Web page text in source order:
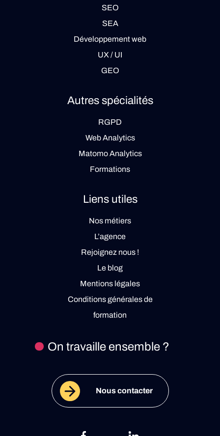
SEO
SEA
Développement web
UX / UI
GEO
Autres spécialités
RGPD
Web Analytics
Matomo Analytics
Formations
Liens utiles
Nos métiers
L’agence
Rejoignez nous !
Le blog
Mentions légales
Conditions générales de
formation
On travaille ensemble ?
Nous contacter